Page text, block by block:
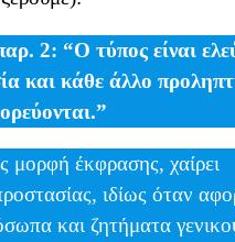
2: “Ο τύπος είναι
και κάθε άλλο
μορφή έκφρασης, χαίρει
ιδίως όταν
και ζητήματα